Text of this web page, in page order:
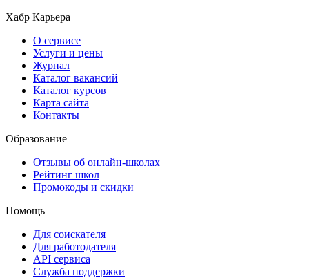
Хабр Карьера
О сервисе
Услуги и цены
Журнал
Каталог вакансий
Каталог курсов
Карта сайта
Контакты
Образование
Отзывы об онлайн-школах
Рейтинг школ
Промокоды и скидки
Помощь
Для соискателя
Для работодателя
API сервиса
Служба поддержки